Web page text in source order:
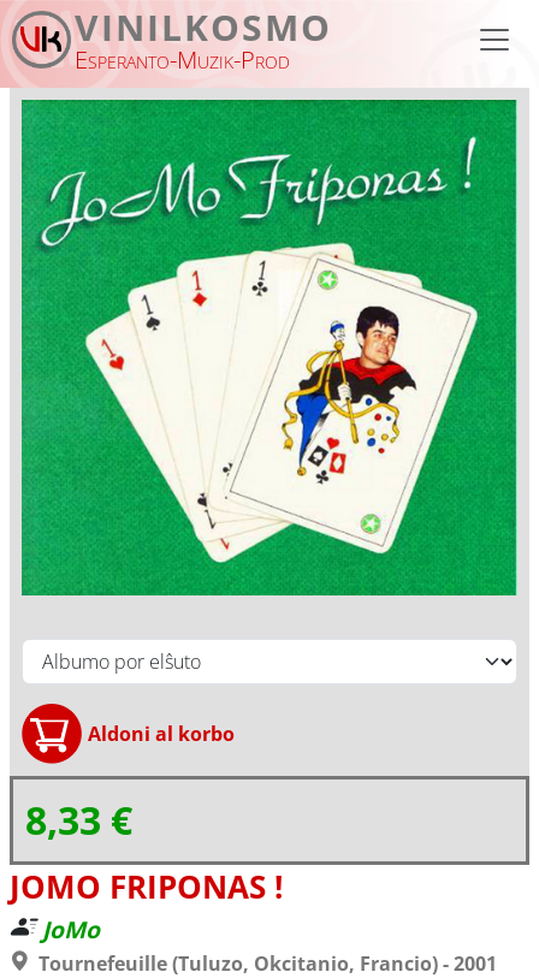
Skip to main content
VINILKOSMO
Esperanto-Muzik-Prod
8,33 €
JOMO FRIPONAS !
JoMo
Tournefeuille (Tuluzo, Okcitanio, Francio) - 2001